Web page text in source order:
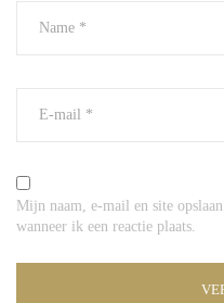
Mijn naam, e-mail en site
wanneer ik een reactie plaats.